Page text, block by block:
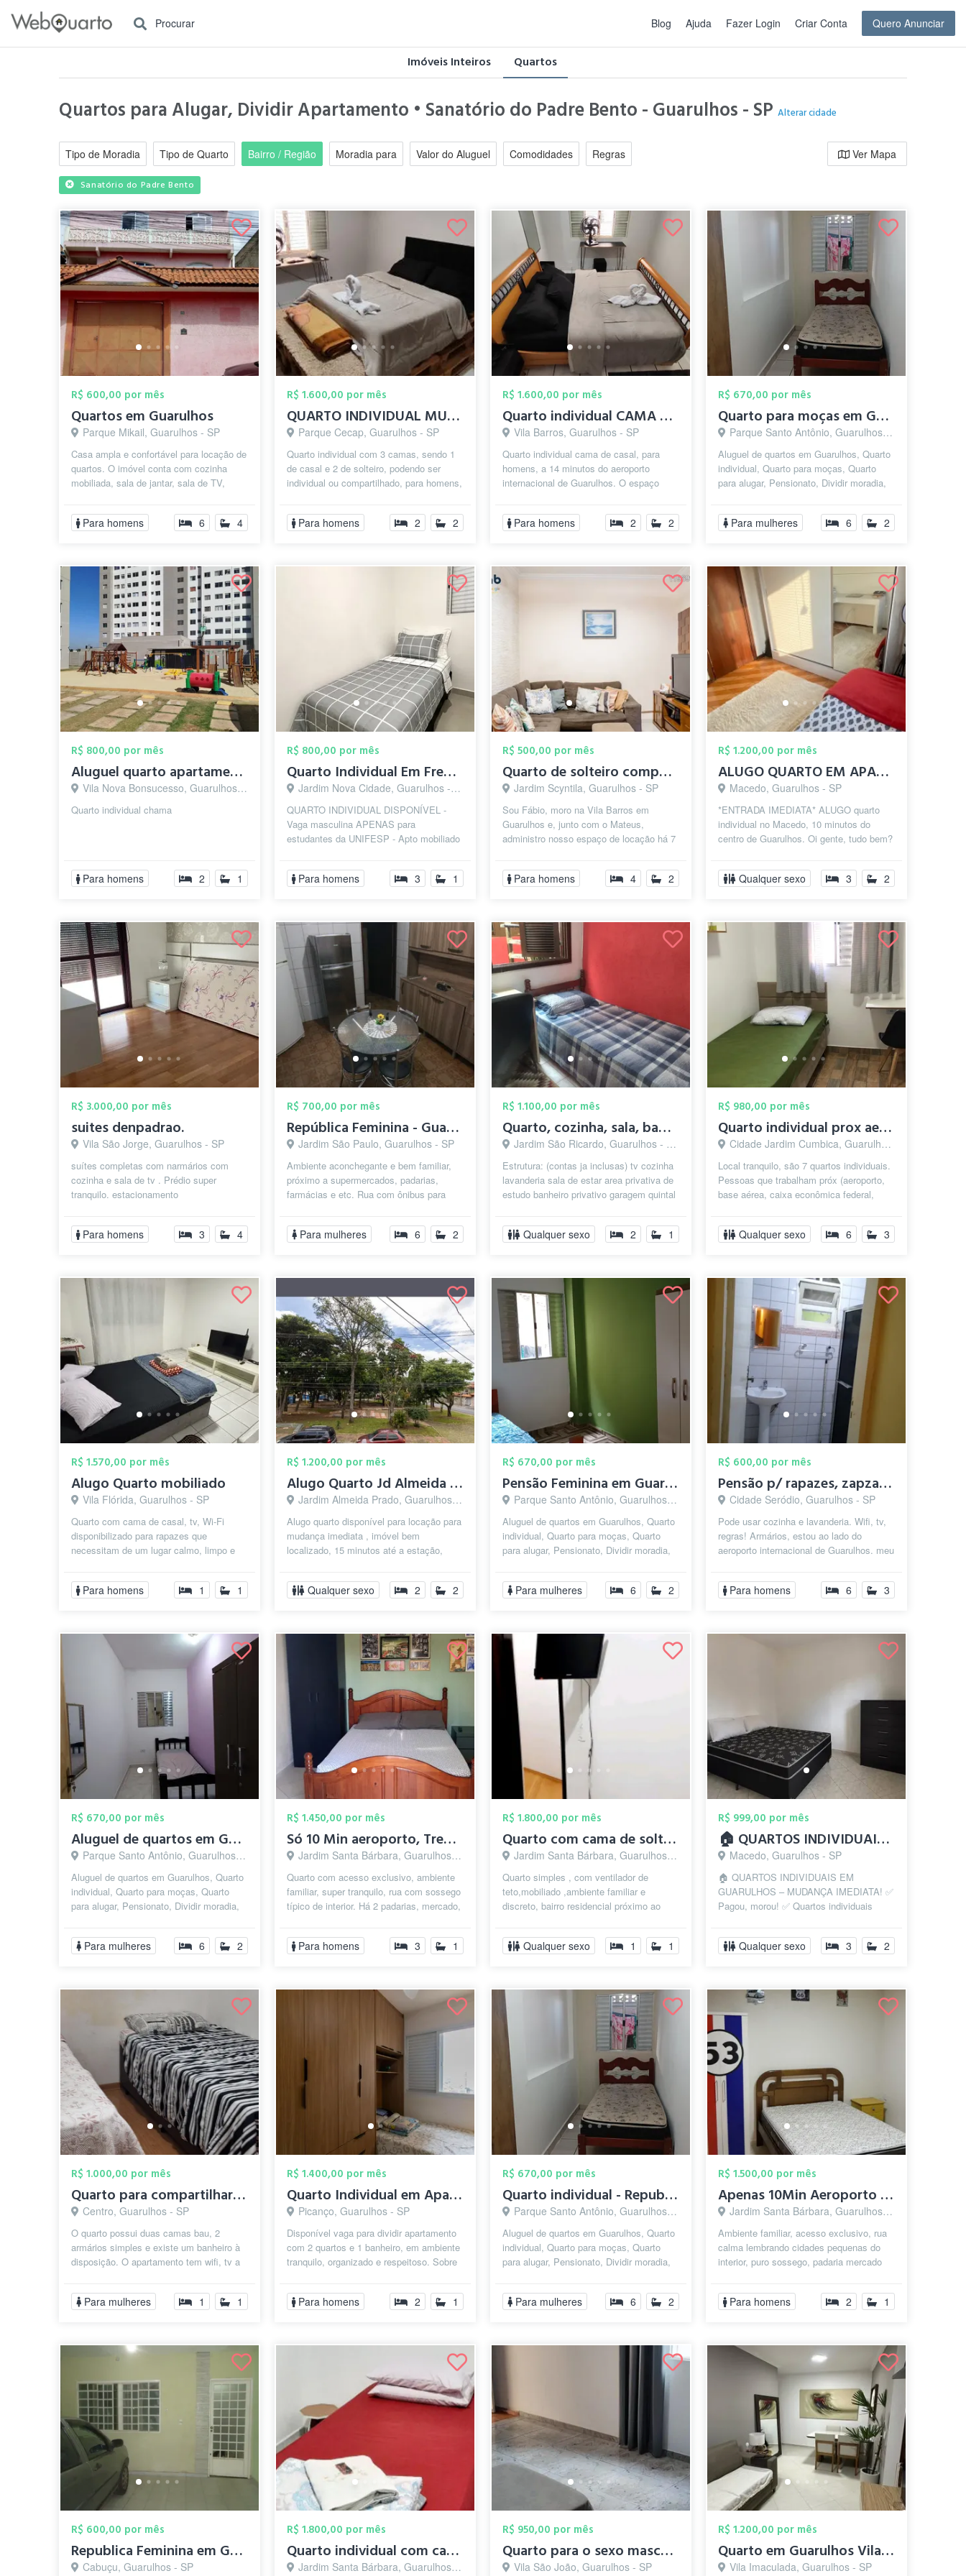
Procurar Blog Ajuda Fazer Login Criar Conta Quero Anunciar
Imóveis Inteiros Quartos
Quartos para Alugar, Dividir Apartamento • Sanatório do Padre Bento - Guarulhos - SPAlterar cidade
Tipo de Moradia Tipo de Quarto Bairro / Região Moradia para Valor do Aluguel Comodidades Regras Ver Mapa
Sanatório do Padre Bento
R$ 600,00 por mês
Quartos em Guarulhos
Parque Mikail, Guarulhos - SP
Casa ampla e confortável para locação de
quartos. O imóvel conta com cozinha
mobiliada, sala de jantar, sala de TV,
Para homens 6 4
R$ 1.600,00 por mês
QUARTO INDIVIDUAL MUITO PERTO DO AEROPOR...
Parque Cecap, Guarulhos - SP
Quarto individual com 3 camas, sendo 1
de casal e 2 de solteiro, podendo ser
individual ou compartilhado, para homens,
Para homens 2 2
R$ 1.600,00 por mês
Quarto individual CAMA QUEEN SIZE muito ...
Vila Barros, Guarulhos - SP
Quarto individual cama de casal, para
homens, a 14 minutos do aeroporto
internacional de Guarulhos. O espaço
microondas,...
Para homens 2 2
R$ 670,00 por mês
Quarto para moças em Guarulhos - Pension...
Parque Santo Antônio, Guarulhos - SP
Aluguel de quartos em Guarulhos, Quarto
individual, Quarto para moças, Quarto
para alugar, Pensionato, Dividir moradia,
Para mulheres 6 2
R$ 800,00 por mês
Aluguel quarto apartamento
Vila Nova Bonsucesso, Guarulhos - SP
Quarto individual chama
Para homens 2 1
R$ 800,00 por mês
Quarto Individual Em Frente a UNIFESP - ...
Jardim Nova Cidade, Guarulhos - SP
QUARTO INDIVIDUAL DISPONÍVEL -
Vaga masculina APENAS para
estudantes da UNIFESP - Apto mobiliado
banheiro e 3 quart...
Para homens 3 1
R$ 500,00 por mês
Quarto de solteiro compartilhado, soment...
Jardim Scyntila, Guarulhos - SP
Sou Fábio, moro na Vila Barros em
Guarulhos e, junto com o Mateus,
administro nosso espaço de locação há 7
empres...
Para homens 4 2
R$ 1.200,00 por mês
ALUGO QUARTO EM APARTAMENTO PROX CENTRO ...
Macedo, Guarulhos - SP
*ENTRADA IMEDIATA* ALUGO quarto
individual no Macedo, 10 minutos do
centro de Guarulhos. Oi gente, tudo bem?
quartos...
Qualquer sexo 3 2
R$ 3.000,00 por mês
suites denpadrao.
Vila São Jorge, Guarulhos - SP
suítes completas com narmários com
cozinha e sala de tv . Prédio super
tranquilo. estacionamento
Para homens 3 4
R$ 700,00 por mês
República Feminina - Guarulhos/SP (prox....
Jardim São Paulo, Guarulhos - SP
Ambiente aconchegante e bem familiar,
próximo a supermercados, padarias,
farmácias e etc. Rua com ônibus para
Para mulheres 6 2
R$ 1.100,00 por mês
Quarto, cozinha, sala, banheiro privativ...
Jardim São Ricardo, Guarulhos - SP
Estrutura: (contas ja inclusas) tv cozinha
lavanderia sala de estar area privativa de
estudo banheiro privativo garagem quintal
Qualquer sexo 2 1
R$ 980,00 por mês
Quarto individual prox aeroporto/ base ...
Cidade Jardim Cumbica, Guarulhos - SP
Local tranquilo, são 7 quartos individuais.
Pessoas que trabalham próx (aeroporto,
base aérea, caixa econômica federal,
Qualquer sexo 6 3
R$ 1.570,00 por mês
Alugo Quarto mobiliado
Vila Flórida, Guarulhos - SP
Quarto com cama de casal, tv, Wi-Fi
disponibilizado para rapazes que
necessitam de um lugar calmo, limpo e
apenas um...
Para homens 1 1
R$ 1.200,00 por mês
Alugo Quarto Jd Almeida Prado Proximo ao...
Jardim Almeida Prado, Guarulhos - SP
Alugo quarto disponível para locação para
mudança imediata , imóvel bem
localizado, 15 minutos até a estação,
Qualquer sexo 2 2
R$ 670,00 por mês
Pensão Feminina em Guarulhos
Parque Santo Antônio, Guarulhos - SP
Aluguel de quartos em Guarulhos, Quarto
individual, Quarto para moças, Quarto
para alugar, Pensionato, Dividir moradia,
Para mulheres 6 2
R$ 600,00 por mês
Pensão p/ rapazes, zapzap no final
Cidade Seródio, Guarulhos - SP
Pode usar cozinha e lavanderia. Wifi, tv,
regras! Armários, estou ao lado do
aeroporto internacional de Guarulhos. meu
Para homens 6 3
R$ 670,00 por mês
Aluguel de quartos em Guarulhos (Feminin...
Parque Santo Antônio, Guarulhos - SP
Aluguel de quartos em Guarulhos, Quarto
individual, Quarto para moças, Quarto
para alugar, Pensionato, Dividir moradia,
Para mulheres 6 2
R$ 1.450,00 por mês
Só 10 Min aeroporto, Trem/Metrô, Sesc, C...
Jardim Santa Bárbara, Guarulhos - SP
Quarto com acesso exclusivo, ambiente
familiar, super tranquilo, rua com sossego
típico de interior. Há 2 padarias, mercado,
Para homens 3 1
R$ 1.800,00 por mês
Quarto com cama de solteiro
Jardim Santa Bárbara, Guarulhos - SP
Quarto simples , com ventilador de
teto,mobiliado ,ambiente familiar e
discreto, bairro residencial próximo ao
Guarulh...
Qualquer sexo 1 1
R$ 999,00 por mês
🏠 QUARTOS INDIVIDUAIS EM GUARULHOS – MU...
Macedo, Guarulhos - SP
🏠 QUARTOS INDIVIDUAIS EM
GUARULHOS – MUDANÇA IMEDIATA! ✅
Pagou, morou! ✅ Quartos individuais
com fogão e gelade...
Qualquer sexo 3 2
R$ 1.000,00 por mês
Quarto para compartilhar 2 pessoas valor...
Centro, Guarulhos - SP
O quarto possui duas camas bau, 2
armários simples e existe um banheiro à
disposição. O apartamento tem wifi, tv a
Para mulheres 1 1
R$ 1.400,00 por mês
Quarto Individual em Apartamento Compart...
Picanço, Guarulhos - SP
Disponível vaga para dividir apartamento
com 2 quartos e 1 banheiro, em ambiente
tranquilo, organizado e respeitoso. Sobre
Para homens 2 1
R$ 670,00 por mês
Quarto individual - Republica Feminina G...
Parque Santo Antônio, Guarulhos - SP
Aluguel de quartos em Guarulhos, Quarto
individual, Quarto para moças, Quarto
para alugar, Pensionato, Dividir moradia,
Para mulheres 6 2
R$ 1.500,00 por mês
Apenas 10Min Aeroporto Trem/Metrô Sesc C...
Jardim Santa Bárbara, Guarulhos - SP
Ambiente familiar, acesso exclusivo, rua
calma lembrando cidades pequenas do
interior, puro sossego, padaria mercado
Para homens 2 1
R$ 600,00 por mês
Republica Feminina em Guarulhos (Contine...
Cabuçu, Guarulhos - SP
R$ 1.800,00 por mês
Quarto individual com cama de solteiro,S...
Jardim Santa Bárbara, Guarulhos - SP
R$ 950,00 por mês
Quarto para o sexo masculino
Vila São João, Guarulhos - SP
R$ 1.200,00 por mês
Quarto em Guarulhos Vila Rio
Vila Imaculada, Guarulhos - SP